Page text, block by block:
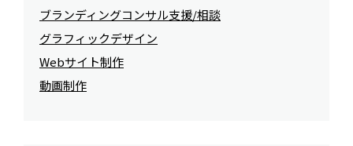
ブランディングコンサル支援/相談
グラフィックデザイン
Webサイト制作
動画制作